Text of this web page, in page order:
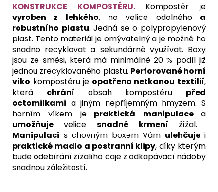
KONSTRUKCE KOMPOSTÉRU.
Kompostér je
vyroben z lehkého, no velice odolného a
robustního plastu. Jedná se o polypropylenový
plast. Tento materiál je omývatelný a je možné ho
snadno recyklovat a sekundárně využívat. Boxy
jsou ze směsi, která má minimálně 20 % podíl již
jednou zrecyklovaného plastu. Perforované horní
víko kompostéru je opatřeno netkanou textilií,
která chrání obsah kompostéru před
octomilkami a jiným nepříjemným hmyzem. S
horním víkem jepraktická manipulacea
umožňuje velice snadné krmení žížal.
Manipulaci s chovným boxem Vám ulehčujei
praktické madlo a postranní klipy, díky kterým
bude odebírání žížalího čaje z odkapávací nádoby
snadnou záležitostí.